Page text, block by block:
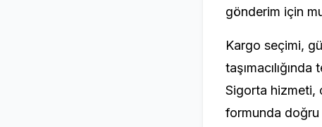
gönderim için
Kargo seçimi,
Sigorta hizmeti,
formunda doğru